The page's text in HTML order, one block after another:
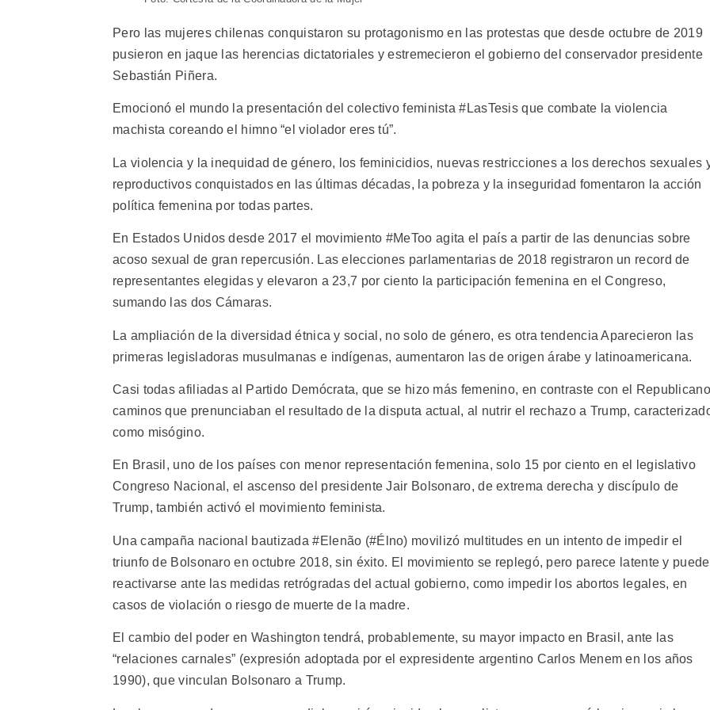
Pero las mujeres chilenas conquistaron su protagonismo en las protestas que desde octubre de 2019
pusieron en jaque las herencias dictatoriales y estremecieron el gobierno del conservador presidente
Sebastián Piñera.
Emocionó el mundo la presentación del colectivo feminista #LasTesis que combate la violencia
machista coreando el himno “el violador eres tú”.
La violencia y la inequidad de género, los feminicidios, nuevas restricciones a los derechos sexuales
reproductivos conquistados en las últimas décadas, la pobreza y la inseguridad fomentaron la acción
política femenina por todas partes.
En Estados Unidos desde 2017 el movimiento #MeToo agita el país a partir de las denuncias sobre
acoso sexual de gran repercusión. Las elecciones parlamentarias de 2018 registraron un record de
representantes elegidas y elevaron a 23,7 por ciento la participación femenina en el Congreso,
sumando las dos Cámaras.
La ampliación de la diversidad étnica y social, no solo de género, es otra tendencia Aparecieron las
primeras legisladoras musulmanas e indígenas, aumentaron las de origen árabe y latinoamericana.
Casi todas afiliadas al Partido Demócrata, que se hizo más femenino, en contraste con el
caminos que prenunciaban el resultado de la disputa actual, al nutrir el rechazo a Trump,
como misógino.
En Brasil, uno de los países con menor representación femenina, solo 15 por ciento en el legislativo
Congreso Nacional, el ascenso del presidente Jair Bolsonaro, de extrema derecha y discípulo de
Trump, también activó el movimiento feminista.
Una campaña nacional bautizada #Elenão (#Élno) movilizó multitudes en un intento de impedir el
triunfo de Bolsonaro en octubre 2018, sin éxito. El movimiento se replegó, pero parece latente y puede
reactivarse ante las medidas retrógradas del actual gobierno, como impedir los abortos legales, en
casos de violación o riesgo de muerte de la madre.
El cambio del poder en Washington tendrá, probablemente, su mayor impacto en Brasil, ante las
“relaciones carnales” (expresión adoptada por el expresidente argentino Carlos Menem en los años
1990), que vinculan Bolsonaro a Trump.